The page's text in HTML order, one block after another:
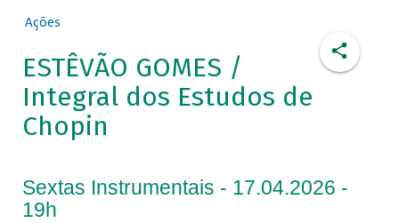
Ações
ESTÊVÃO GOMES /
Integral dos Estudos de
Chopin
Sextas Instrumentais - 17.04.2026 -
19h